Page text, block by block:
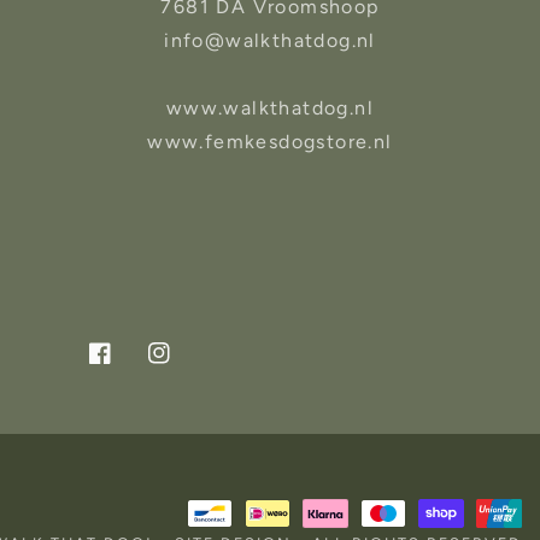
7681 DA Vroomshoop
info@walkthatdog.nl
www.walkthatdog.nl
www.femkesdogstore.nl
FacebookInstagram
Betaalmethoden